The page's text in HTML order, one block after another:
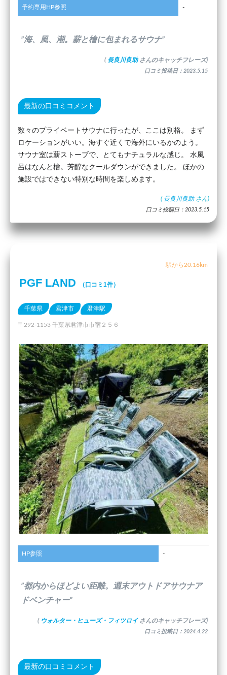
予約専用HP参照 -
”海、風、潮。薪と檜に包まれるサウナ”
( 長良川良助 さんのキャッチフレーズ)
口コミ投稿日：2023.5.15
最新の口コミコメント
数々のプライベートサウナに行ったが、ここは別格。 まず
ロケーションがいい。海すぐ近くで海外にいるかのよう。
サウナ室は薪ストーブで、とてもナチュラルな感じ。 水風
呂はなんと檜。芳醇なクールダウンができました。 ほかの
施設ではできない特別な時間を楽しめます。
( 長良川良助 さん)
口コミ投稿日：2023.5.15
駅から20.16km
PGF LAND （口コミ1件）
千葉県 君津市 君津駅
〒292-1153 千葉県君津市市宿２５６
HP参照 -
”都内からほどよい距離。週末アウトドアサウナア
ドベンチャー”
( ウォルター・ヒューズ・フィツロイ さんのキャッチフレーズ)
口コミ投稿日：2024.4.22
最新の口コミコメント